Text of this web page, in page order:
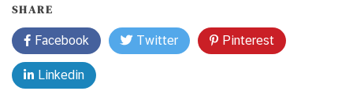
SHARE
Facebook Twitter Pinterest
Linkedin